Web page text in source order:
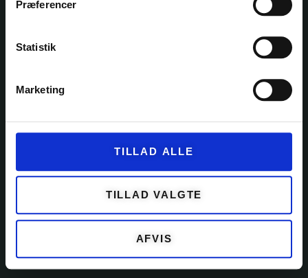
Præferencer
Statistik
Marketing
TILLAD ALLE
TILLAD VALGTE
AFVIS
KATEGORIER
EVENTS